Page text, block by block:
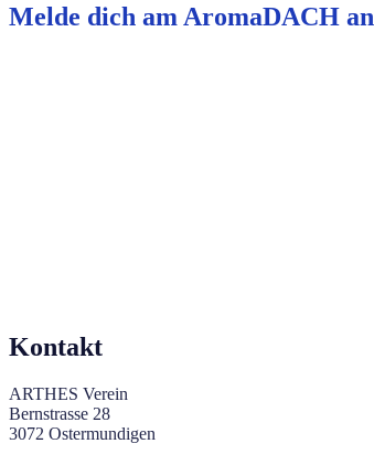
Melde dich am AromaDACH an
Kontakt
ARTHES Verein
Bernstrasse 28
3072 Ostermundigen